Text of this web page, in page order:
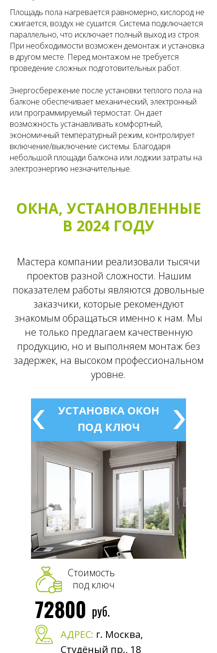
Площадь пола нагревается равномерно, кислород не
сжигается, воздух не сушится. Система подключается
параллельно, что исключает полный выход из строя.
При необходимости возможен демонтаж и установка
в другом месте. Перед монтажом не требуется
проведение сложных подготовительных работ.
Энергосбережение после установки теплого пола на
балконе обеспечивает механический, электронный
или программируемый термостат. Он дает
возможность устанавливать комфортный,
экономичный температурный режим, контролирует
включение/выключение системы. Благодаря
небольшой площади балкона или лоджии затраты на
электроэнергию незначительные.
ОКНА, УСТАНОВЛЕННЫЕ
В 2024 ГОДУ
Мастера компании реализовали тысячи
проектов разной сложности. Нашим
показателем работы являются довольные
заказчики, которые рекомендуют
знакомым обращаться именно к нам. Мы
не только предлагаем качественную
продукцию, но и выполняем монтаж без
задержек, на высоком профессиональном
уровне.
АДРЕС: г. Москва,
Студёный пр., 18
УСТАНОВКА ОКОН
ПОД КЛЮЧ
Стоимость
под ключ
72800 руб.